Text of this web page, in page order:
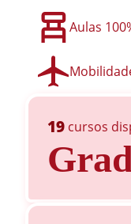
Aulas
19 cursos